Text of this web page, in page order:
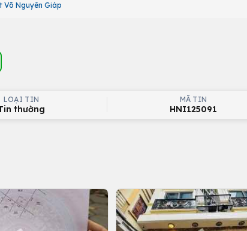
Võ Nguyên Giáp
LOẠI TIN
thường
MÃ TIN
HNI125091